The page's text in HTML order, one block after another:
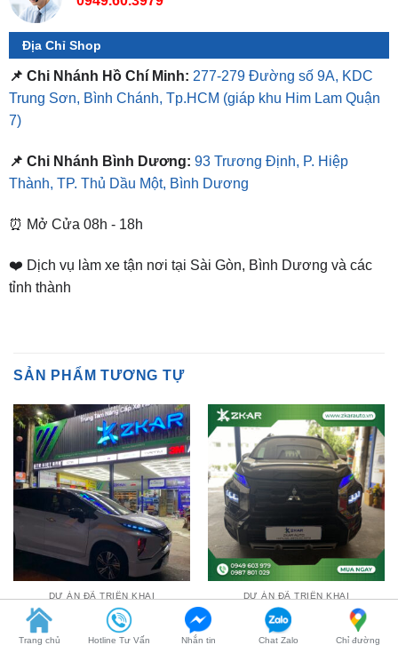
📌 Chi Nhánh Hồ Chí Minh: 277-279 Đường số 9A, KDC
Trung Sơn, Bình Chánh, Tp.HCM
7)
📌 Chi Nhánh Bình Dương:
⏰ Mở Cửa 08h - 18h
❤️ Dịch vụ làm xe tận nơi tại Sài Gòn, Bình Dương và các
DỰ ÁN ĐÃ TRIỂN KHAI
Độ Đèn Led Mí Ô Tô
Xpander – Giá Từ 4tr
₫4,000,000
DỰ ÁN ĐÃ TRIỂN KHAI
Đèn Led Mí Xe Xpander
2022-2023 – Giá Chỉ Từ 4tr
₫4,000,000
Trang chủ Hotline Tư Vấn Nhắn tin Chat Zalo Chỉ đường